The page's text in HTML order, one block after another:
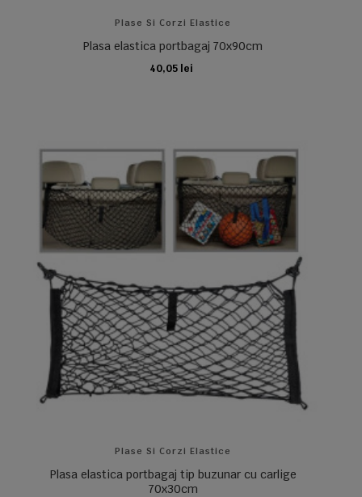
Plase Si Corzi Elastice
Plasa elastica portbagaj 70x90cm
40,05 lei
ADAUGA IN COS
Plase Si Corzi Elastice
Plasa elastica portbagaj tip buzunar cu carlige
70x30cm